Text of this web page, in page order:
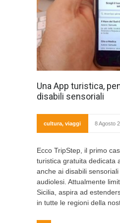
Una App turistica,
disabili sensoriali
cultura, viaggi 8 Agosto
Ecco TripStep, il primo
turistica gratuita dedicata
anche ai disabili
audiolesi. Attualmente
Sicilia, aspira ad
in tutte le regioni della